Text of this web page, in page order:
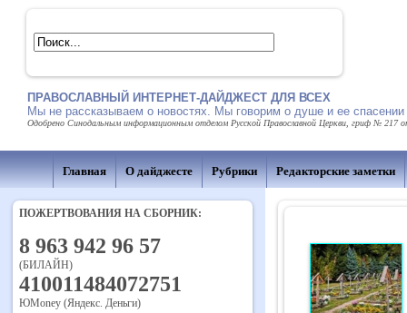
ПРАВОСЛАВНЫЙ ИНТЕРНЕТ-ДАЙДЖЕСТ ДЛЯ ВСЕХ
Мы не рассказываем о новостях. Мы говорим о душе и ее спасении
Одобрено Синодальным информационным отделом Русской Православной Церкви, гриф № 217
Главная О дайджесте Рубрики Редакторские заметки
ПОЖЕРТВОВАНИЯ НА СБОРНИК:
8 963 942 96 57
(БИЛАЙН)
410011484072751
ЮMoney (Яндекс. Деньги)